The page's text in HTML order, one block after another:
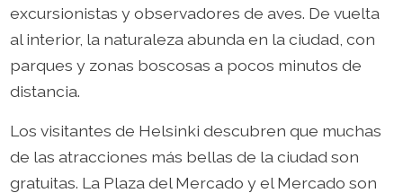
excursionistas y observadores de aves. De vuelta
al interior, la naturaleza abunda en la ciudad, con
parques y zonas boscosas a pocos minutos de
distancia.
Los visitantes de Helsinki descubren que muchas
de las atracciones más bellas de la ciudad son
gratuitas. La Plaza del Mercado y el Mercado son